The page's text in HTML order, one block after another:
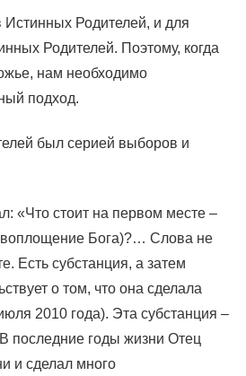
Истинных Родителей, и для
Родителей. Поэтому, когда
нам необходимо
подход.
был серией выборов и
«Что стоит на первом месте –
Бога)?… Слова не
Есть субстанция, а затем
о том, что она сделала
2010 года). Эта субстанция –
последние годы жизни Отец
и сделал много